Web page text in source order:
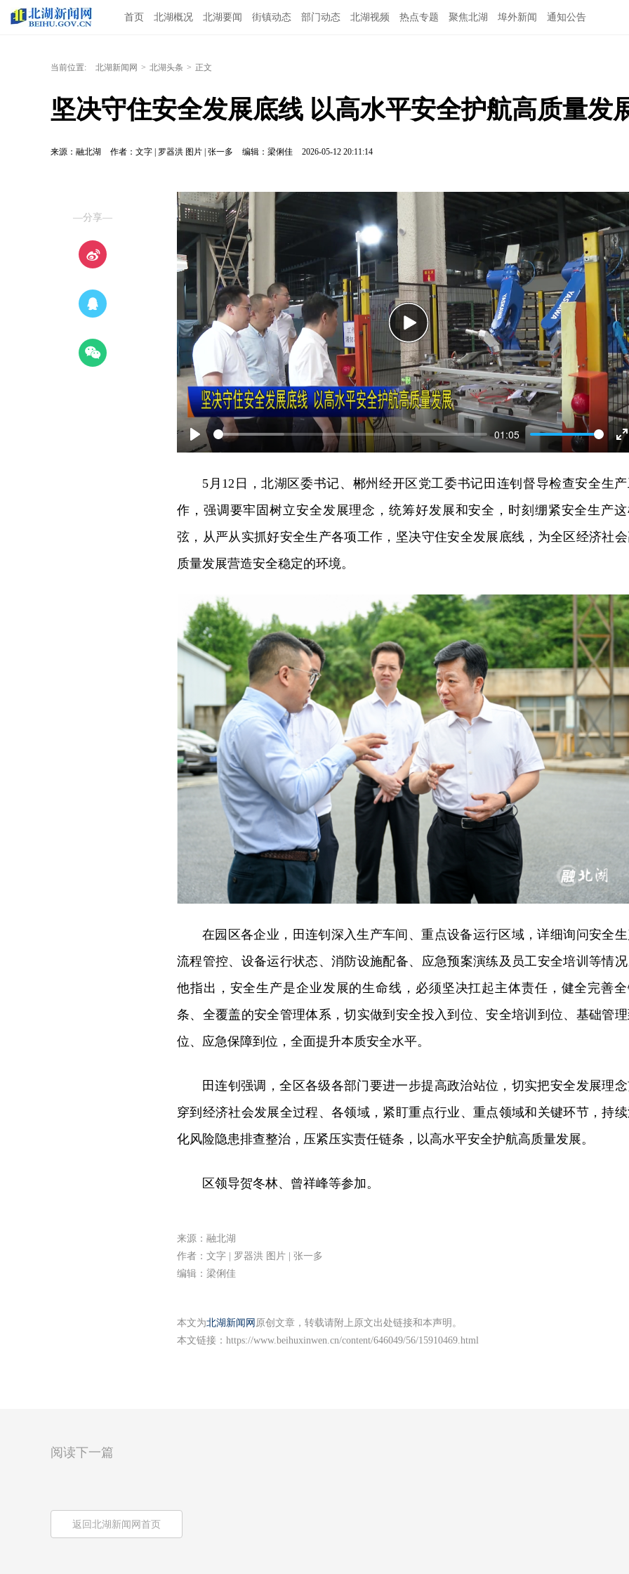
首页 北湖概况 北湖要闻 街镇动态 部门动态 北湖视频 热点专题 聚焦北湖 埠外新闻 通知公告
当前位置: 北湖新闻网 > 北湖头条 > 正文
坚决守住安全发展底线 以高水平安全护航高质量发
来源：融北湖 作者：文字 | 罗器洪 图片 | 张一多 编辑：梁俐佳 2026-05-12 20:11:14
—分享—
Play
01:05
Play
5月12日，北湖区委书记、郴州经开区党工委书记田连钊督导检查安全生
作，强调要牢固树立安全发展理念，统筹好发展和安全，时刻绷紧安全生产
弦，从严从实抓好安全生产各项工作，坚决守住安全发展底线，为全区经济社
质量发展营造安全稳定的环境。
在园区各企业，田连钊深入生产车间、重点设备运行区域，详细询问安全
流程管控、设备运行状态、消防设施配备、应急预案演练及员工安全培训等情
他指出，安全生产是企业发展的生命线，必须坚决扛起主体责任，健全完善
条、全覆盖的安全管理体系，切实做到安全投入到位、安全培训到位、基础管
位、应急保障到位，全面提升本质安全水平。
田连钊强调，全区各级各部门要进一步提高政治站位，切实把安全发展理
穿到经济社会发展全过程、各领域，紧盯重点行业、重点领域和关键环节，持
化风险隐患排查整治，压紧压实责任链条，以高水平安全护航高质量发展。
区领导贺冬林、曾祥峰等参加。
来源：融北湖
作者：文字 | 罗器洪 图片 | 张一多
编辑：梁俐佳
本文为北湖新闻网 原创文章，转载请附上原文出处链接和本声明。
本文链接： https://www.beihuxinwen.cn/content/646049/56/15910469.html
阅读下一篇
返回北湖新闻网首页